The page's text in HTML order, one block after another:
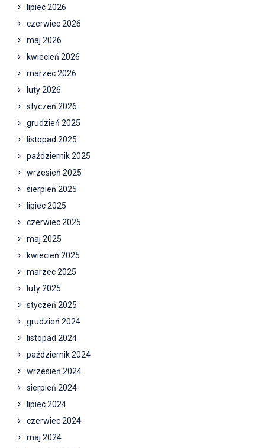
lipiec 2026
czerwiec 2026
maj 2026
kwiecień 2026
marzec 2026
luty 2026
styczeń 2026
grudzień 2025
listopad 2025
październik 2025
wrzesień 2025
sierpień 2025
lipiec 2025
czerwiec 2025
maj 2025
kwiecień 2025
marzec 2025
luty 2025
styczeń 2025
grudzień 2024
listopad 2024
październik 2024
wrzesień 2024
sierpień 2024
lipiec 2024
czerwiec 2024
maj 2024